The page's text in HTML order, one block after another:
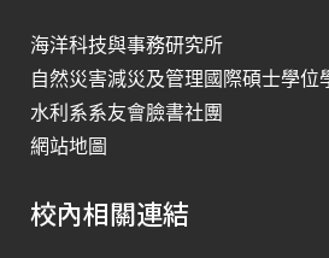
海洋科技與事務研究所
自然災害減災及管理國際碩士學位
水利系系友會臉書社團
網站地圖
校內相關連結